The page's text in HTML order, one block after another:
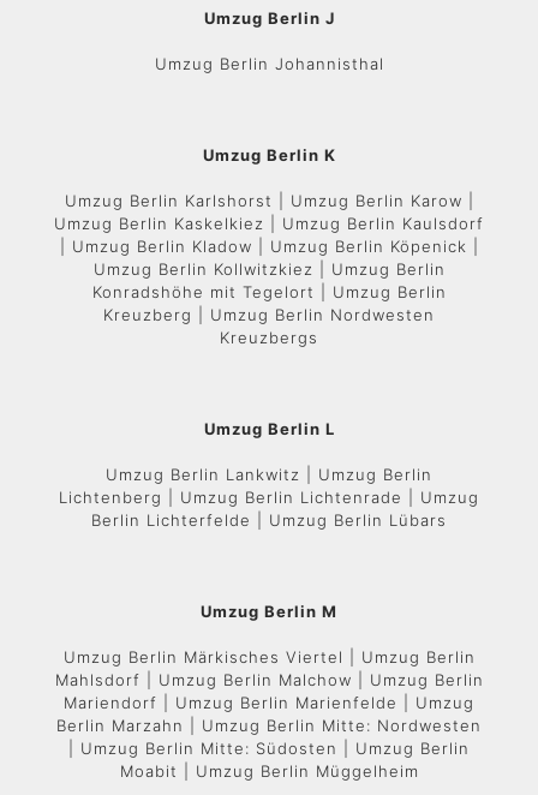
Umzug Berlin J
Umzug Berlin Johannisthal
Umzug Berlin K
Umzug Berlin Karlshorst | Umzug Berlin Karow |
Umzug Berlin Kaskelkiez | Umzug Berlin Kaulsdorf
| Umzug Berlin Kladow | Umzug Berlin Köpenick |
Umzug Berlin Kollwitzkiez | Umzug Berlin
Konradshöhe mit Tegelort | Umzug Berlin
Kreuzberg | Umzug Berlin Nordwesten
Kreuzbergs
Umzug Berlin L
Umzug Berlin Lankwitz | Umzug Berlin
Lichtenberg | Umzug Berlin Lichtenrade | Umzug
Berlin Lichterfelde | Umzug Berlin Lübars
Umzug Berlin M
Umzug Berlin Märkisches Viertel | Umzug Berlin
Mahlsdorf | Umzug Berlin Malchow | Umzug Berlin
Mariendorf | Umzug Berlin Marienfelde | Umzug
Berlin Marzahn | Umzug Berlin Mitte: Nordwesten
| Umzug Berlin Mitte: Südosten | Umzug Berlin
Moabit | Umzug Berlin Müggelheim